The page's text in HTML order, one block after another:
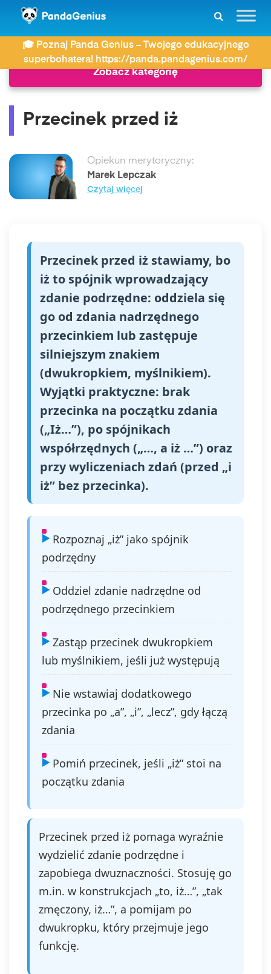
🎓 Poznaj Panda Genius – Twojego edukacyjnego
superbohatera! https://panda.pandagenius.com/
ZDAY Najczęściej wyszukiwane Przecinek przed iż
Zobacz kategorię
Przecinek przed iż
Opiekun merytoryczny:
Marek Lepczak
Czytaj więcej
Przecinek przed iż stawiamy, bo
iż to spójnik wprowadzający
zdanie podrzędne: oddziela się
go od zdania nadrzędnego
przecinkiem lub zastępuje
silniejszym znakiem
(dwukropkiem, myślnikiem).
Wyjątki praktyczne: brak
przecinka na początku zdania
(„Iż…”), po spójnikach
współrzędnych („…, a iż …”) oraz
przy wyliczeniach zdań (przed „i
iż” bez przecinka).
Rozpoznaj „iż” jako spójnik
podrzędny
Oddziel zdanie nadrzędne od
podrzędnego przecinkiem
Zastąp przecinek dwukropkiem
lub myślnikiem, jeśli już występują
Nie wstawiaj dodatkowego
przecinka po „a”, „i”, „lecz”, gdy łączą
zdania
Pomiń przecinek, jeśli „iż” stoi na
początku zdania
Przecinek przed iż pomaga wyraźnie
wydzielić zdanie podrzędne i
zapobiega dwuznaczności. Stosuję go
m.in. w konstrukcjach „to, iż…”, „tak
zmęczony, iż…”, a pomijam po
dwukropku, który przejmuje jego
funkcję.